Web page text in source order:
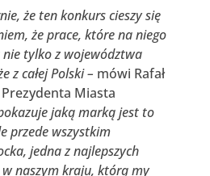
że ten konkurs cieszy się
że prace, które na niego
nie tylko z województwa
z całej Polski – mówi Rafał
Miasta
jaką marką jest to
przede wszystkim
jedna z najlepszych
naszym kraju, którą my